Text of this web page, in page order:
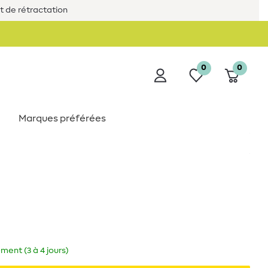
de rétractation
0 0
Marques préférées
(3 à 4 jours)